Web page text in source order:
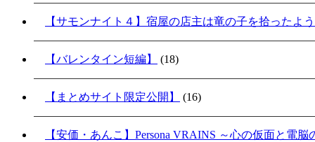
【サモンナイト４】宿屋の店主は竜の子を拾ったよ
【バレンタイン短編】 (18)
【まとめサイト限定公開】 (16)
【安価・あんこ】Persona VRAINS ～心の仮面と電脳